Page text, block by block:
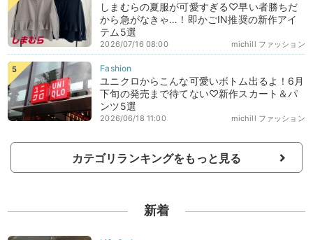
しまむらの夏服が可愛すぎる♡早い者勝ちだ
から急がなきゃ…！即かごIN推奨の新作アイ
テム5選
michill ファッション
2026/07/16 08:00
ユニクロからこんな可愛いボトム出るよ！6月
下旬の発売まで待てない♡新作スカート＆パ
ンツ5選
michill ファッション
2026/06/18 11:00
カテゴリランキングをもっと見る
新着